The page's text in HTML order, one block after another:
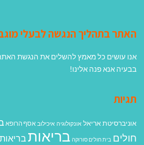
האתר בתהליך הנגשה לבעלי
אנו עושים כל מאמץ להשלים את הנגשת
בבעיה אנא פנה אלינו!
תגיות
אוניברסיטת אריאל אונקולוגיה איכילוב אסף הרופא
חולים בית חולים סורוקה בריאות